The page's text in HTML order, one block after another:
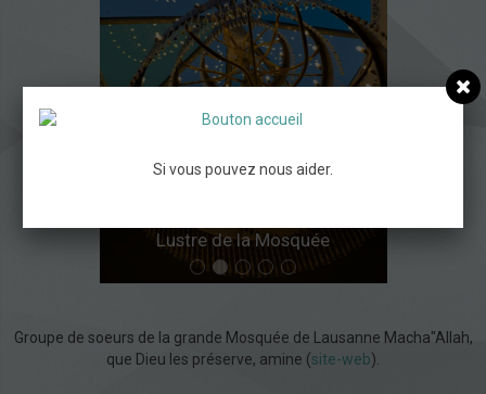
Lustre de la Mosquée
Groupe de soeurs de la grande Mosquée de Lausanne Macha"Allah,
que Dieu les préserve, amine (site-web).
Si vous pouvez nous aider.